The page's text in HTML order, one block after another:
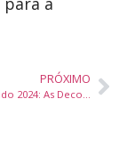
PRÓXIMO
Natal Encantado 2024: As Decorações Mais Impressionantes de Balneário Camboriú Serão Reveladas